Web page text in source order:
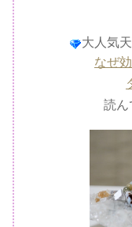
大人気
なぜ
読ん